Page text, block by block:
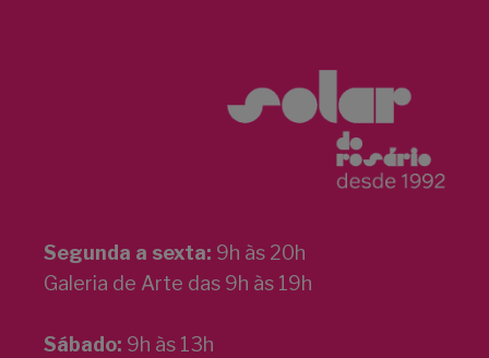
Segunda a sexta: 9h às 20h
Galeria de Arte das 9h às 19h
Sábado: 9h às 13h